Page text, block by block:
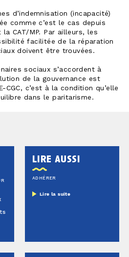
d’indemnisation (incapacité)
comme c’est le cas depuis
CAT/MP. Par ailleurs, les
facilitée de la réparation
doivent être trouvées.
sociaux s’accordent à
de la gouvernance est
CGC, c’est à la condition qu’elle
dans le paritarisme.
lire aussi
ADHÉRER
Lire la suite